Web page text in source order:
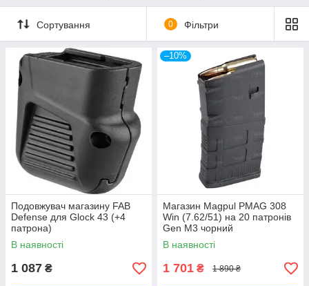
Сортування 0 Фільтри
Подовжувач магазину FAB
Defense для Glock 43 (+4
патрона)
В наявності
1 087 ₴
–10%
Магазин Magpul PMAG 308
Win (7.62/51) на 20 патронів
Gen M3 чорний
В наявності
1 701 ₴ 1 890 ₴